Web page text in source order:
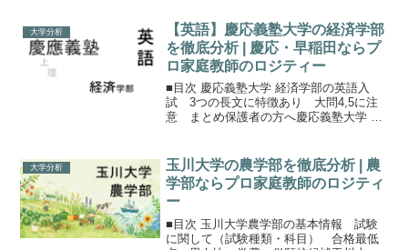
験のみ）A方式（外部試験利用 ＋ 独自試
験）B方式（...
大学分析
【英語】慶応義塾大学の経済学部
を徹底分析 | 慶応・早稲田ならプ
ロ家庭教師のロジティー
■目次 慶応義塾大学 経済学部の英語入
試 3つの長文に特徴あり 大問4,5に注
意 まとめ保護者の方へ慶応義塾大学 経
という、英語で経済学を学ぶ慶應独自の
入試も定員が...
大学分析
玉川大学の農学部を徹底分析 | 農
学部ならプロ家庭教師のロジティ
ー
■目次 玉川大学農学部の基本情報 試験
に関して（試験種類・科目） 合格最低